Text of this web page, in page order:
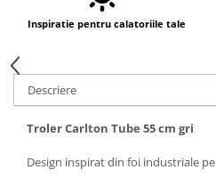
Inspiratie pentru calatoriile tale
Descriere
Troler Carlton Tube 55 cm gri
Design inspirat din foi industriale